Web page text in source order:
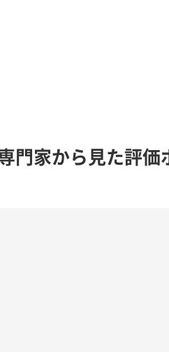
門家から見た評価